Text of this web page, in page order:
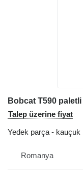
Bobcat T590
Talep üzerine fiyat
Yedek parça - kauçuk
Romanya